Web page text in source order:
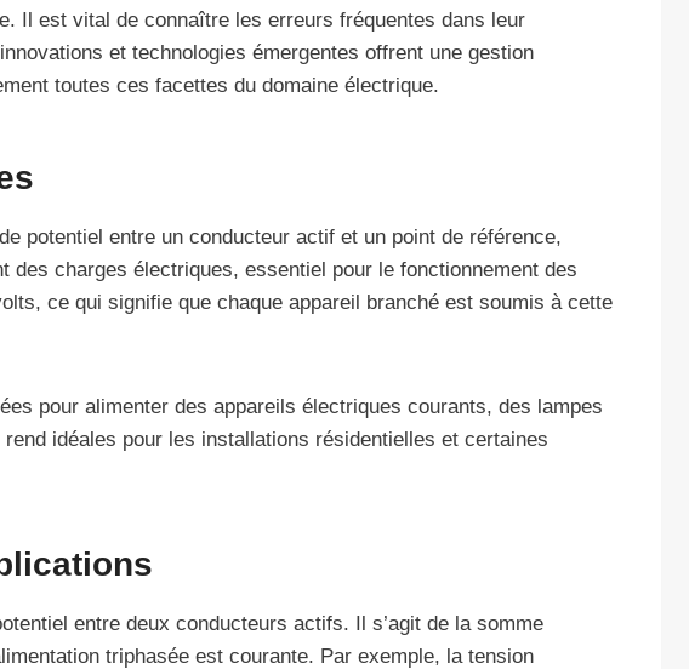
Il est vital de connaître les erreurs fréquentes dans leur
et technologies émergentes offrent une gestion
toutes ces facettes du domaine électrique.
potentiel entre un conducteur actif et un point de référence,
charges électriques, essentiel pour le fonctionnement des
ce qui signifie que chaque appareil branché est soumis à cette
pour alimenter des appareils électriques courants, des lampes
idéales pour les installations résidentielles et certaines
entre deux conducteurs actifs. Il s’agit de la somme
triphasée est courante. Par exemple, la tension